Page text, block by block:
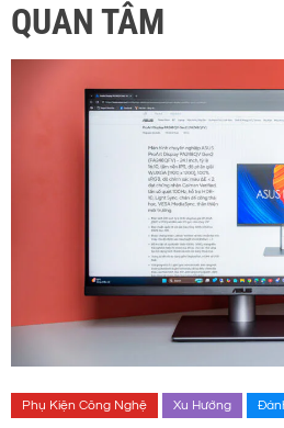
QUAN TÂM
Phụ Kiện Công Nghệ Xu Hướng